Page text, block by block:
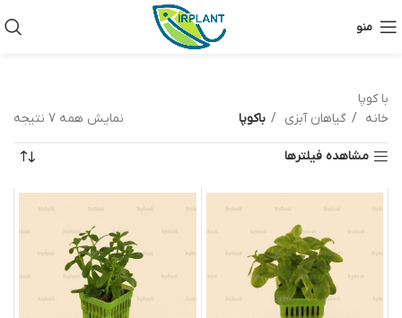
منو
با کوپا
خانه
گیاهان آبزی باکوپا نمایش همه 7 نتیجه
مشاهده فیلترها